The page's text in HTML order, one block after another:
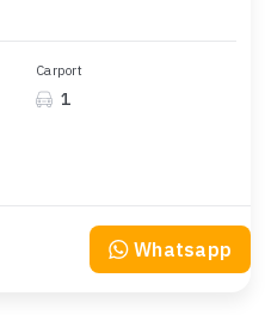
Carport
1
Whatsapp